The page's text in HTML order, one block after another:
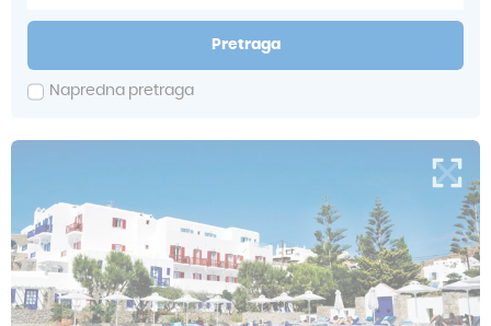
Pretraga
Napredna pretraga